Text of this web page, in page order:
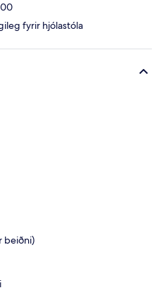
fyrir hjólastóla
beiðni)